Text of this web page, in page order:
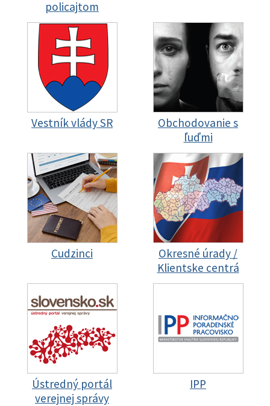
policajtom
Vestník vlády SR
Obchodovanie s
ľuďmi
Cudzinci
Okresné úrady /
Klientske centrá
Ústredný portál
verejnej správy
IPP